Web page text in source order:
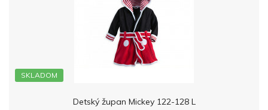
SKLADOM
Detský župan Mickey 122-128 L